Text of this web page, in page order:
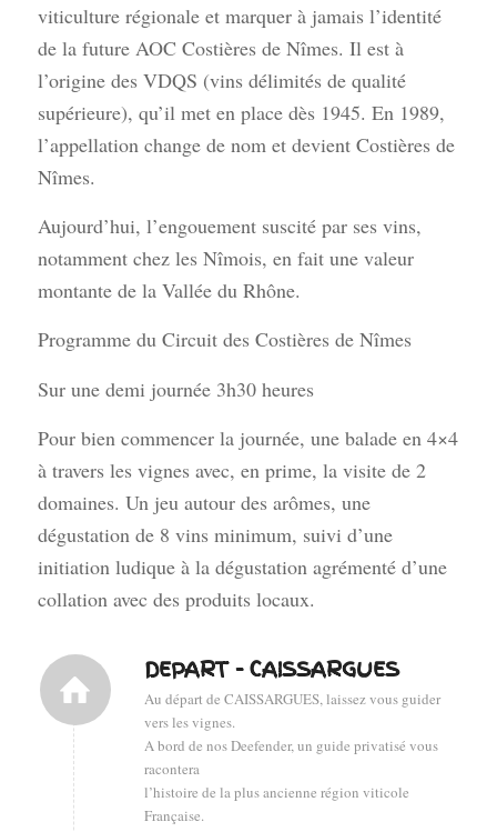
viticulture régionale et marquer à jamais l’identité
de la future AOC Costières de Nîmes. Il est à
l’origine des VDQS (vins délimités de qualité
supérieure), qu’il met en place dès 1945. En 1989,
l’appellation change de nom et devient Costières de
Nîmes.
Aujourd’hui, l’engouement suscité par ses vins,
notamment chez les Nîmois, en fait une valeur
montante de la Vallée du Rhône.
Programme du Circuit des Costières de Nîmes
Sur une demi journée 3h30 heures
Pour bien commencer la journée, une balade en 4×4
à travers les vignes avec, en prime, la visite de 2
domaines. Un jeu autour des arômes, une
dégustation de 8 vins minimum, suivi d’une
initiation ludique à la dégustation agrémenté d’une
collation avec des produits locaux.
DEPART - CAISSARGUES
Au départ de CAISSARGUES, laissez vous guider
vers les vignes.
A bord de nos Deefender, un guide privatisé vous
racontera
l’histoire de la plus ancienne région viticole
Française.